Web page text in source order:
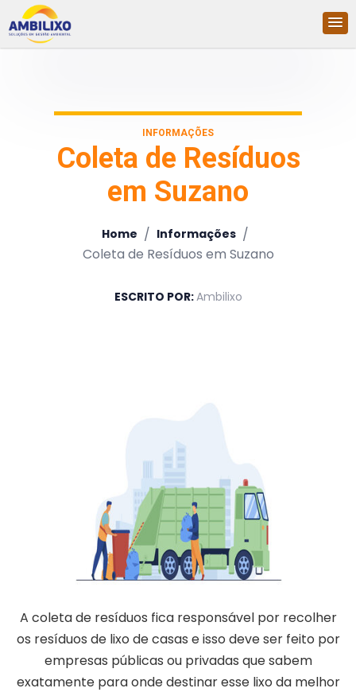
INFORMAÇÕES
Coleta de Resíduos
em Suzano
Home / Informações /
Coleta de Resíduos em Suzano
ESCRITO POR:Ambilixo
A coleta de resíduos fica responsável por recolher
os resíduos de lixo de casas e isso deve ser feito por
empresas públicas ou privadas que sabem
exatamente para onde destinar esse lixo da melhor